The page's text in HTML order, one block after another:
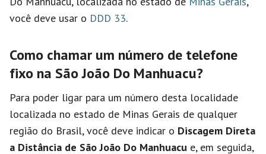
você deve usar o DDD 33.
Como chamar um número de telefone
fixo na São João Do Manhuacu?
Para poder ligar para um número desta localidade
localizada no estado de Minas Gerais de qualquer
região do Brasil, você deve indicar o Discagem Direta
a Distância de São João Do Manhuacu e, em seguida,